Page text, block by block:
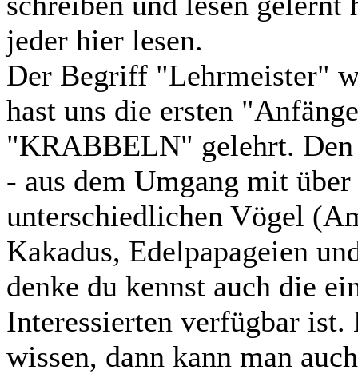
jeder hier lesen.
Der Begriff "Lehrmeister"
hast uns die ersten
"KRABBELN" gelehrt.
- aus dem Umgang mit
unterschiedlichen Vögel
Kakadus, Edelpapageien
denke du kennst auch die
Interessierten verfügbar ist.
wissen, dann kann man